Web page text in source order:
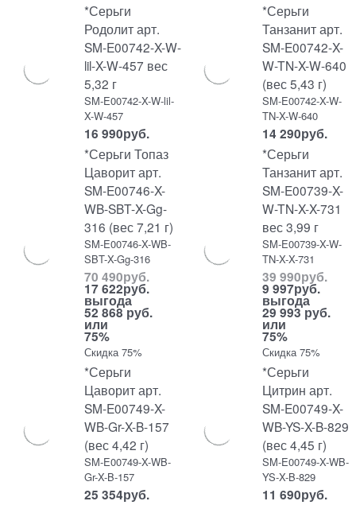
*Серьги
Родолит арт.
SM-E00742-X-W-
lil-X-W-457 вес
5,32 г
SM-E00742-X-W-lil-
X-W-457
16 990руб.
*Серьги
Танзанит арт.
SM-E00742-X-
W-TN-X-W-640
(вес 5,43 г)
SM-E00742-X-W-
TN-X-W-640
14 290руб.
*Серьги Топаз
Цаворит арт.
SM-E00746-X-
WB-SBT-X-Gg-
316 (вес 7,21 г)
SM-E00746-X-WB-
SBT-X-Gg-316
70 490руб.
17 622руб.
выгода
52 868 руб.
или
75%
Скидка 75%
*Серьги
Танзанит арт.
SM-E00739-X-
W-TN-X-X-731
вес 3,99 г
SM-E00739-X-W-
TN-X-X-731
39 990руб.
9 997руб.
выгода
29 993 руб.
или
75%
Скидка 75%
*Серьги
Цаворит арт.
SM-E00749-X-
WB-Gr-X-B-157
(вес 4,42 г)
SM-E00749-X-WB-
Gr-X-B-157
25 354руб.
*Серьги
Цитрин арт.
SM-E00749-X-
WB-YS-X-B-829
(вес 4,45 г)
SM-E00749-X-WB-
YS-X-B-829
11 690руб.